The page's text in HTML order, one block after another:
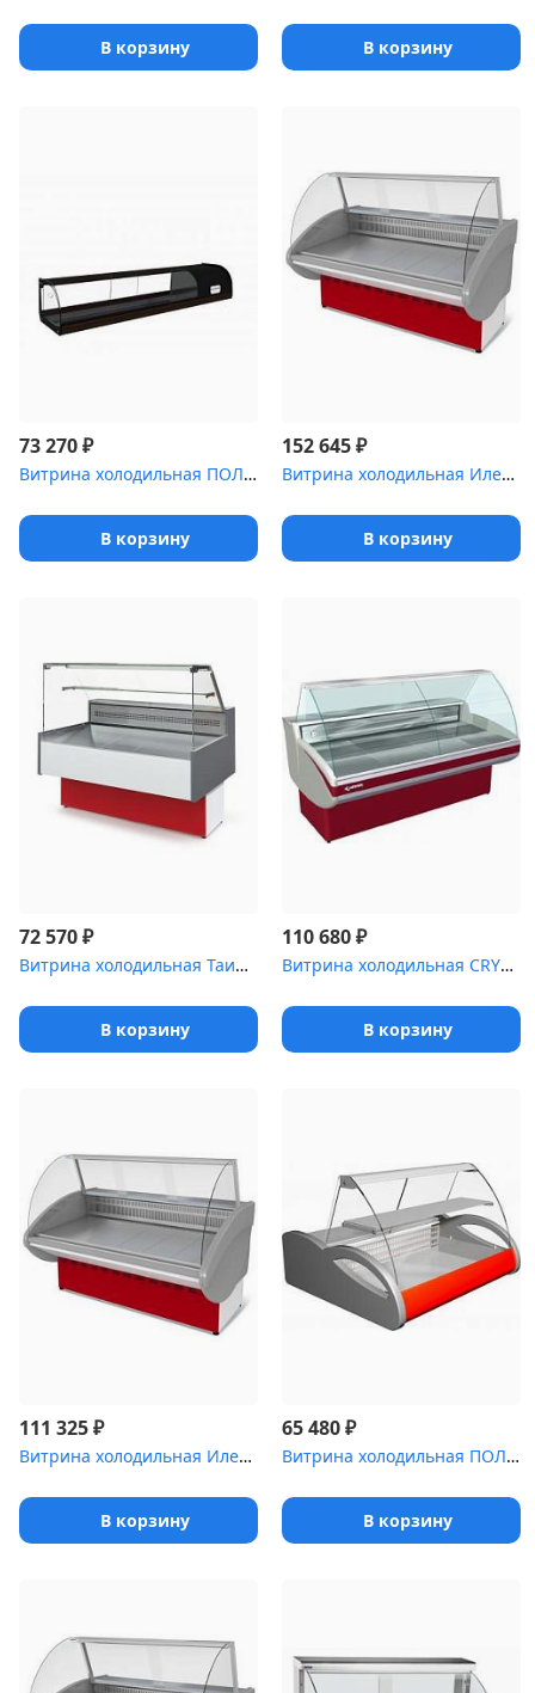
В корзину В корзину
73 270₽
Витрина холодильная ПОЛЮС Carboma ,5 [ВХСв-1]
В корзину
152 645₽
Витрина холодильная Илеть ,7 [ВХС-2 (динамика)]
В корзину
72 570₽
Витрина холодильная Таир .5 Cube [ВХС-1]
В корзину
110 680₽
Витрина холодильная CRYSPI Gamma-2 1500
В корзину
111 325₽
Витрина холодильная Илеть ,4 [ВХС-2 (статика)]
В корзину
65 480₽
Витрина холодильная ПОЛЮС Арго 1,5 ВХС
В корзину